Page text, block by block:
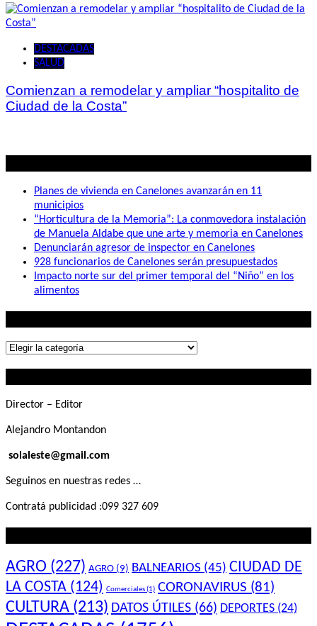
DESTACADAS
SALUD
Comienzan a remodelar y ampliar “hospitalito de
Ciudad de la Costa”
Planes de vivienda en Canelones avanzarán en 11
municipios
“Horticultura de la Memoria”: La conmovedora instalación
de Manuela Aldabe que une arte y memoria en Canelones
Denunciarán agresor de inspector en Canelones
928 funcionarios de Canelones serán presupuestados
Impacto norte sur del primer temporal del “Niño” en los
alimentos
Lo
Director – Editor
Alejandro Montandon
solaleste@gmail.com
Seguinos en nuestras redes …
Contratá publicidad :099 327 609
AGRO (227) AGRO (9) BALNEARIOS (45) CIUDAD DE
LA COSTA (124) Comerciales(1) CORONAVIRUS (81)
CULTURA (213) DATOS ÚTILES (66) DEPORTES (24)